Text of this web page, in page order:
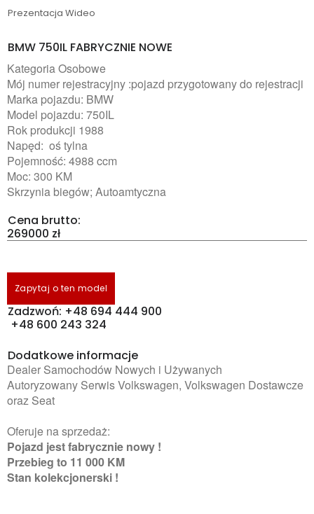
Prezentacja Wideo
BMW 750IL FABRYCZNIE NOWE
Kategoria Osobowe
Mój numer rejestracyjny :pojazd przygotowany do rejestracji
Marka pojazdu: BMW
Model pojazdu: 750IL
Rok produkcji 1988
Napęd: oś tylna
Pojemność: 4988 ccm
Moc: 300 KM
Skrzynia biegów; Autoamtyczna
Cena brutto:
269000 zł
Zapytaj o ten model
Zadzwoń: +48 694 444 900
+48 600 243 324
Dodatkowe informacje
Dealer Samochodów Nowych i Używanych
Autoryzowany Serwis Volkswagen, Volkswagen Dostawcze
oraz Seat
Oferuje na sprzedaż:
Pojazd jest fabrycznie nowy !
Przebieg to 11 000 KM
Stan kolekcjonerski !